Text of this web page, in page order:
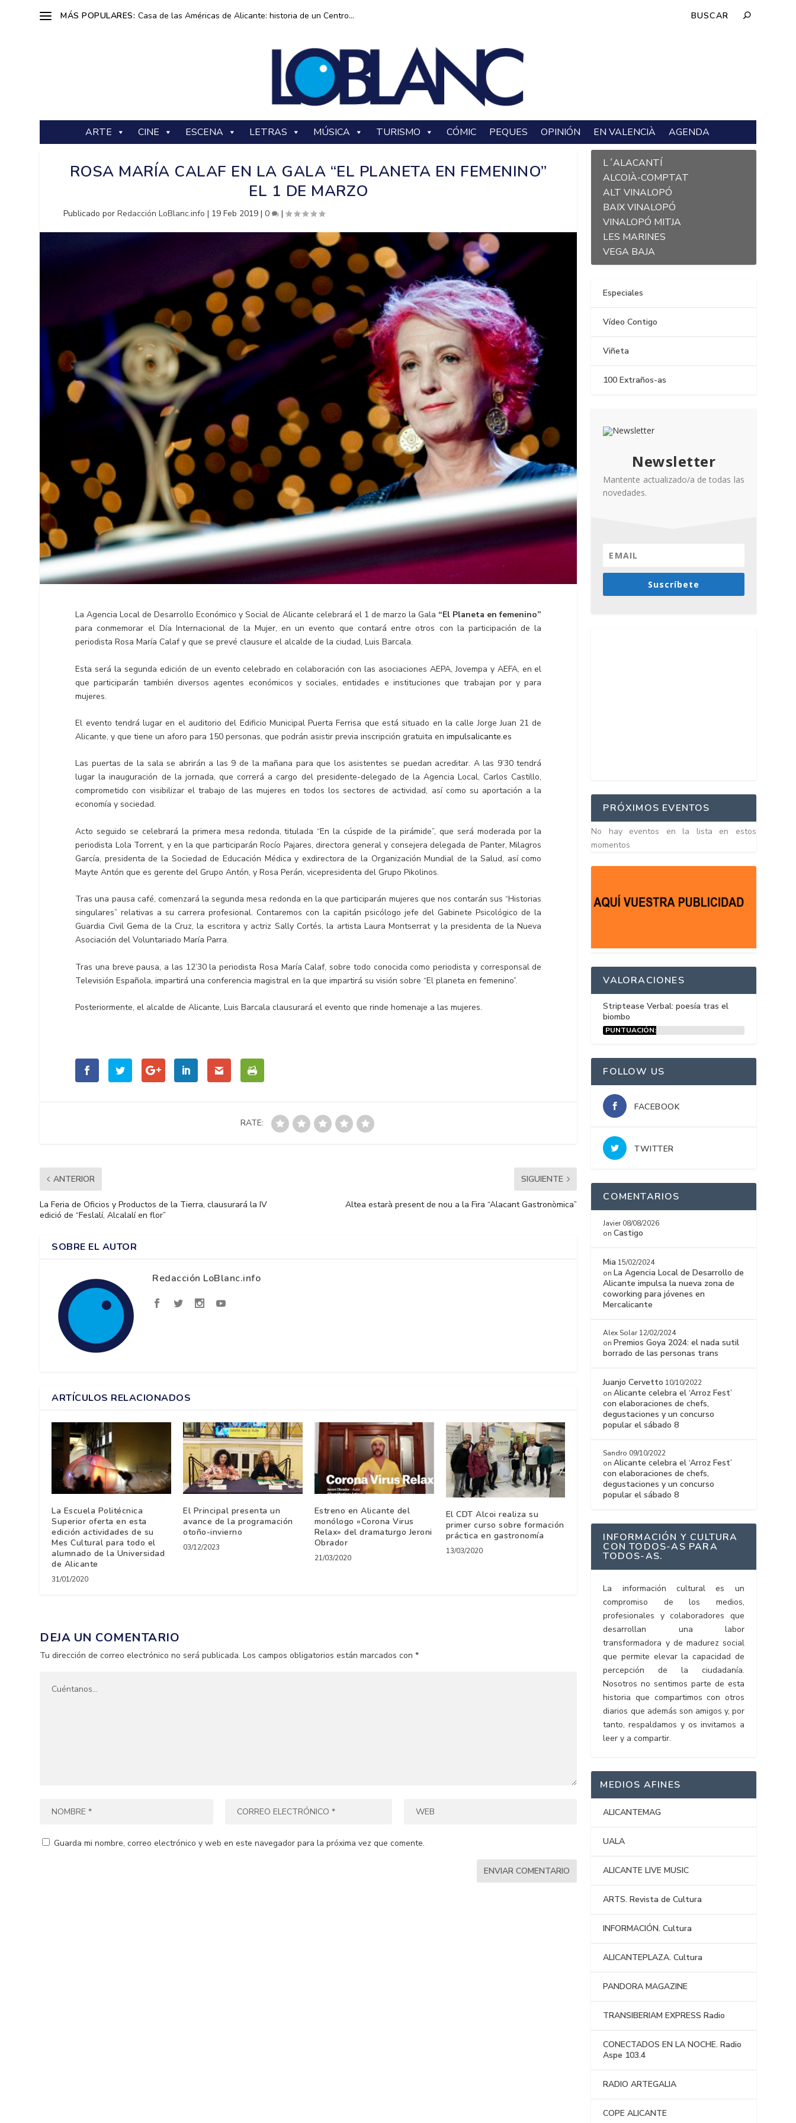
MÁS POPULARES: Casa de las Américas de Alicante: historia de un Centro...
ARTE CINE ESCENA LETRAS MÚSICA TURISMO CÓMIC PEQUES OPINIÓN EN VALENCIÀ AGENDA
ROSA MARÍA CALAF EN LA GALA “EL PLANETA EN FEMENINO”
EL 1 DE MARZO
Publicado porRedacción LoBlanc.info | 19 Feb 2019 |0 |
La Agencia Local de Desarrollo Económico y Social de Alicante celebrará el 1 de marzo la Gala “El Planeta en femenino”
para conmemorar el Día Internacional de la Mujer, en un evento que contará entre otros con la participación de la
periodista Rosa María Calaf y que se prevé clausure el alcalde de la ciudad, Luis Barcala.
Esta será la segunda edición de un evento celebrado en colaboración con las asociaciones AEPA, Jovempa y AEFA, en el
que participarán también diversos agentes económicos y sociales, entidades e instituciones que trabajan por y para
mujeres.
El evento tendrá lugar en el auditorio del Edificio Municipal Puerta Ferrisa que está situado en la calle Jorge Juan 21 de
Alicante, y que tiene un aforo para 150 personas, que podrán asistir previa inscripción gratuita enimpulsalicante.es
Las puertas de la sala se abrirán a las 9 de la mañana para que los asistentes se puedan acreditar. A las 9’30 tendrá
lugar la inauguración de la jornada, que correrá a cargo del presidente-delegado de la Agencia Local, Carlos Castillo,
comprometido con visibilizar el trabajo de las mujeres en todos los sectores de actividad, así como su aportación a la
economía y sociedad.
Acto seguido se celebrará la primera mesa redonda, titulada “En la cúspide de la pirámide”, que será moderada por la
periodista Lola Torrent, y en la que participarán Rocío Pajares, directora general y consejera delegada de Panter, Milagros
García, presidenta de la Sociedad de Educación Médica y exdirectora de la Organización Mundial de la Salud, así como
Mayte Antón que es gerente del Grupo Antón, y Rosa Perán, vicepresidenta del Grupo Pikolinos.
Tras una pausa café, comenzará la segunda mesa redonda en la que participarán mujeres que nos contarán sus “Historias
singulares” relativas a su carrera profesional. Contaremos con la capitán psicólogo jefe del Gabinete Psicológico de la
Guardia Civil Gema de la Cruz, la escritora y actriz Sally Cortés, la artista Laura Montserrat y la presidenta de la Nueva
Asociación del Voluntariado María Parra.
Tras una breve pausa, a las 12’30 la periodista Rosa María Calaf, sobre todo conocida como periodista y corresponsal de
Televisión Española, impartirá una conferencia magistral en la que impartirá su visión sobre “El planeta en femenino”.
Posteriormente, el alcalde de Alicante, Luis Barcala clausurará el evento que rinde homenaje a las mujeres.
RATE:
ANTERIOR
La Feria de Oficios y Productos de la Tierra, clausurará la IV
edició de “Feslalí, Alcalalí en flor”
SIGUIENTE
Altea estarà present de nou a la Fira “Alacant Gastronòmica”
SOBRE EL AUTOR
Redacción LoBlanc.info
ARTÍCULOS RELACIONADOS
La Escuela Politécnica
Superior oferta en esta
edición actividades de su
Mes Cultural para todo el
alumnado de la Universidad
de Alicante
31/01/2020
El Principal presenta un
avance de la programación
otoño-invierno
03/12/2023
Estreno en Alicante del
monólogo «Corona Virus
Relax» del dramaturgo Jeroni
Obrador
21/03/2020
El CDT Alcoi realiza su
primer curso sobre formación
práctica en gastronomía
13/03/2020
DEJA UN COMENTARIO
Tu dirección de correo electrónico no será publicada. Los campos obligatorios están marcados con*
Guarda mi nombre, correo electrónico y web en este navegador para la próxima vez que comente.
L´ALACANTÍ
ALCOIÀ-COMPTAT
ALT VINALOPÓ
BAIX VINALOPÓ
VINALOPÓ MITJA
LES MARINES
VEGA BAJA
Especiales
Vídeo Contigo
Viñeta
100 Extraños-as
Newsletter
Mantente actualizado/a de todas las
novedades.
Suscríbete
PRÓXIMOS EVENTOS
No hay eventos en la lista en estos
momentos
VALORACIONES
Striptease Verbal: poesía tras el
biombo
PUNTUACIÓN:
FOLLOW US
FACEBOOK
TWITTER
COMENTARIOS
Javier 08/08/2026
onCastigo
Mia 15/02/2024
on La Agencia Local de Desarrollo de
Alicante impulsa la nueva zona de
coworking para jóvenes en
Mercalicante
Alex Solar 12/02/2024
on Premios Goya 2024: el nada sutil
borrado de las personas trans
Juanjo Cervetto 10/10/2022
onAlicante celebra el ‘Arroz Fest’
con elaboraciones de chefs,
degustaciones y un concurso
popular el sábado 8
Sandro 09/10/2022
onAlicante celebra el ‘Arroz Fest’
con elaboraciones de chefs,
degustaciones y un concurso
popular el sábado 8
INFORMACIÓN Y CULTURA
CON TODOS-AS PARA
TODOS-AS.
La información cultural es un
compromiso de los medios,
profesionales y colaboradores que
desarrollan una labor
transformadora y de madurez social
que permite elevar la capacidad de
percepción de la ciudadanía.
Nosotros no sentimos parte de esta
historia que compartimos con otros
diarios que además son amigos y, por
tanto, respaldamos y os invitamos a
leer y a compartir.
MEDIOS AFINES
ALICANTEMAG
UALA
ALICANTE LIVE MUSIC
ARTS. Revista de Cultura
INFORMACIÓN. Cultura
ALICANTEPLAZA. Cultura
PANDORA MAGAZINE
TRANSIBERIAM EXPRESS Radio
CONECTADOS EN LA NOCHE. Radio
Aspe 103.4
RADIO ARTEGALIA
COPE ALICANTE